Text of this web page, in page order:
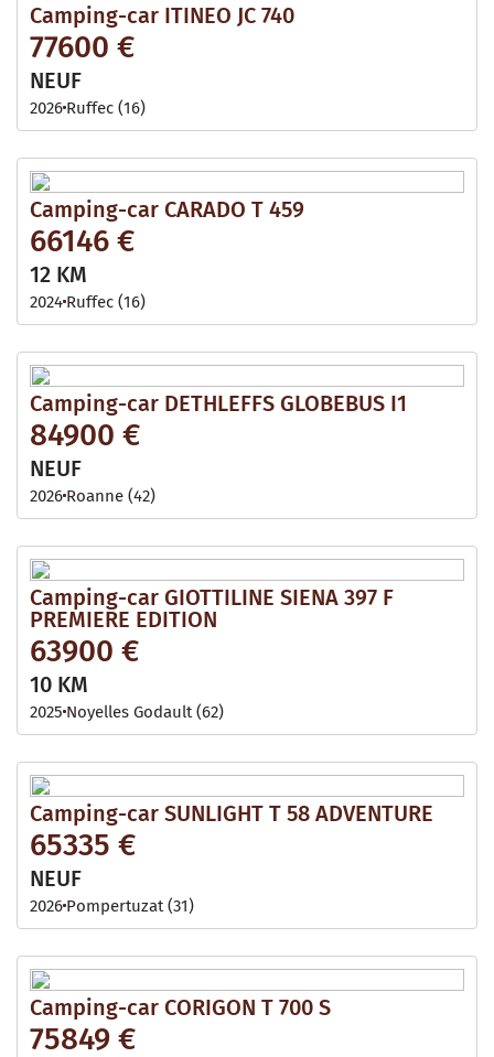
Camping-car ITINEO JC 740
77600 €
NEUF
2026 Ruffec (16)
Camping-car CARADO T 459
66146 €
12 KM
2024 Ruffec (16)
Camping-car DETHLEFFS GLOBEBUS I1
84900 €
NEUF
2026 Roanne (42)
Camping-car GIOTTILINE SIENA 397 F
PREMIERE EDITION
63900 €
10 KM
2025 Noyelles Godault (62)
Camping-car SUNLIGHT T 58 ADVENTURE
65335 €
NEUF
2026 Pompertuzat (31)
Camping-car CORIGON T 700 S
75849 €